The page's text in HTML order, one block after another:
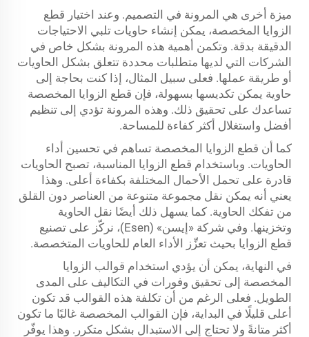
ميزة أخرى هي المرونة في التصميم. وعند اختيار قطع
الزوايا المخصصة، يمكن إنشاء حاويات تلبي الاحتياجات
الدقيقة بدقة. وتكمن أهمية هذه المرونة بشكل خاص في
الشركات التي لديها متطلبات محددة تتعلق بشكل الحاويات
أو طريقة عملها. فعلى سبيل المثال، إذا كنت بحاجة إلى
حاوية يمكن تكديسها بسهولة، فإن قطع الزوايا المخصصة
تساعدك على تحقيق ذلك. وهذه المرونة تؤدي إلى تنظيم
أفضل واستغلال أكثر كفاءة للمساحة.
كما أن قطع الزوايا المخصصة تساهم في تحسين أداء
الحاويات. وباستخدام قطع الزوايا المناسبة، تصبح الحاويات
قادرة على تحمل الأحمال المختلفة بكفاءة أعلى. وهذا
يعني أنه يمكن نقل مجموعة متنوعة من العناصر دون القلق
من تفكك الحاوية. كما يسهل ذلك أيضًا نقل الحاوية
وتخزينها. وفي شركة «إيسن» (Esen)، نركّز على تصنيع
قطع الزوايا بحيث تعزِّز الأداء العام للحاويات المتخصصة.
في النهاية، يمكن أن يؤدي استخدام قوالب الزوايا
المخصصة إلى تحقيق وفورات في التكاليف على المدى
الطويل. فعلى الرغم من أن تكلفة هذه القوالب قد تكون
أعلى قليلًا في البداية، فإن القوالب المخصصة غالبًا ما تكون
أكثر متانةً ولا تحتاج إلى الاستبدال بشكل متكرر. وهذا يوفّر